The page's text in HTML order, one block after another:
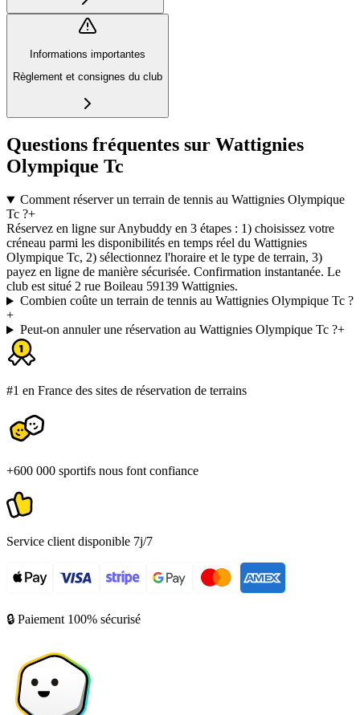
Informations importantes
Règlement et consignes du club
Questions fréquentes sur Wattignies
Olympique Tc
Comment réserver un terrain de tennis au Wattignies Olympique
Tc ?+
Réservez en ligne sur Anybuddy en 3 étapes : 1) choisissez votre
créneau parmi les disponibilités en temps réel du Wattignies
Olympique Tc, 2) sélectionnez l'horaire et le type de terrain, 3)
payez en ligne de manière sécurisée. Confirmation instantanée. Le
club est situé 2 rue Boileau 59139 Wattignies.
Combien coûte un terrain de tennis au Wattignies Olympique Tc ?
+
Peut-on annuler une réservation au Wattignies Olympique Tc ?+
#1 en France des sites de réservation de terrains
+600 000 sportifs nous font confiance
Service client disponible 7j/7
🔒 Paiement 100% sécurisé